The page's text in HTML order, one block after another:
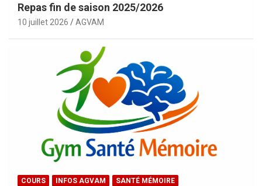
Repas fin de saison 2025/2026
10 juillet 2026 AGVAM
COURS INFOS AGVAM SANTÉ MÉMOIRE